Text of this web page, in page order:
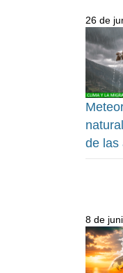
26 de
de las
8 de